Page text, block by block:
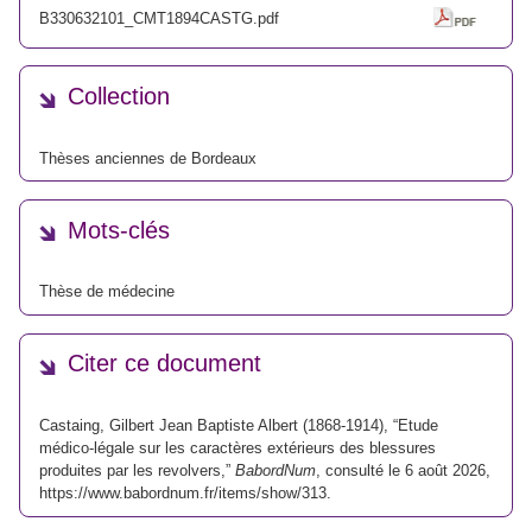
B330632101_CMT1894CASTG.pdf
Collection
Thèses anciennes de Bordeaux
Mots-clés
Thèse de médecine
Citer ce document
Castaing, Gilbert Jean Baptiste Albert (1868-1914), “Etude
médico-légale sur les caractères extérieurs des blessures
produites par les revolvers,” BabordNum , consulté le 6 août 2026,
https://www.babordnum.fr/items/show/313